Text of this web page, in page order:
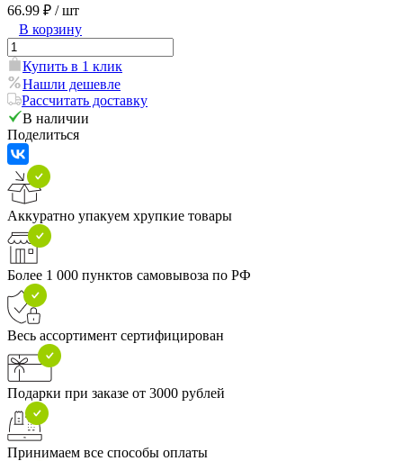
66.99 ₽ / шт
В корзину
Купить в 1 клик
Нашли дешевле
Рассчитать доставку
В наличии
Поделиться
Аккуратно упакуем хрупкие товары
Более 1 000 пунктов самовывоза по РФ
Весь ассортимент сертифицирован
Подарки при заказе от 3000 рублей
Принимаем все способы оплаты